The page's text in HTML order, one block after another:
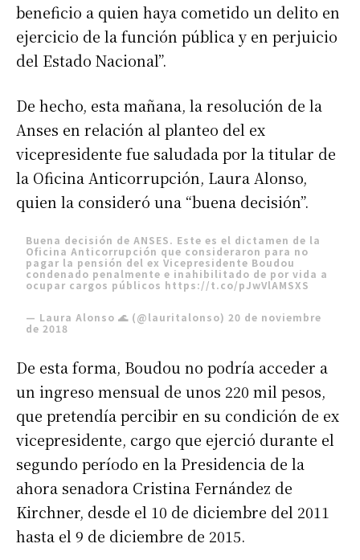
beneficio a quien haya cometido un delito en
ejercicio de la función pública y en perjuicio
del Estado Nacional”.
De hecho, esta mañana, la resolución de la
Anses en relación al planteo del ex
vicepresidente fue saludada por la titular de
la Oficina Anticorrupción, Laura Alonso,
quien la consideró una “buena decisión”.
Buena decisión de ANSES. Este es el dictamen de la
Oficina Anticorrupción que consideraron para no
pagar la pensión del ex Vicepresidente Boudou
condenado penalmente e inahibilitado de por vida a
ocupar cargos públicos https://t.co/pJwVlAMSXS
— Laura Alonso 🌊 (@lauritalonso) 20 de noviembre
de 2018
De esta forma, Boudou no podría acceder a
un ingreso mensual de unos 220 mil pesos,
que pretendía percibir en su condición de ex
vicepresidente, cargo que ejerció durante el
segundo período en la Presidencia de la
ahora senadora Cristina Fernández de
Kirchner, desde el 10 de diciembre del 2011
hasta el 9 de diciembre de 2015.